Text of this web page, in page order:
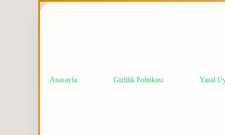
Anasayfa Gizlilik Politikası Yasal